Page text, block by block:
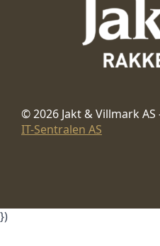
© 2026 Jakt & Villmark
IT-Sentralen AS
})